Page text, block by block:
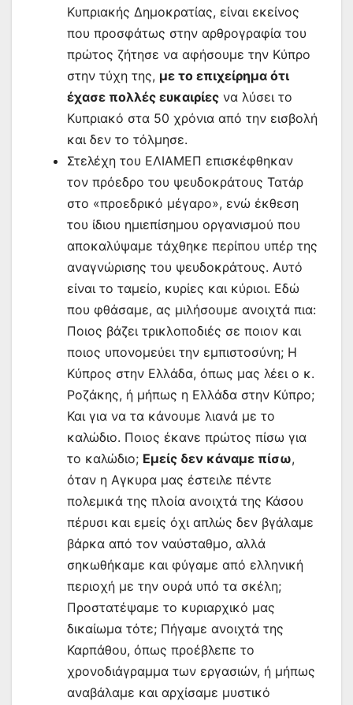
Κυπριακής Δημοκρατίας, είναι εκείνος
που προσφάτως στην αρθρογραφία του
πρώτος ζήτησε να αφήσουμε την Κύπρο
στην τύχη της, με το επιχείρημα ότι
έχασε πολλές ευκαιρίες να λύσει το
Κυπριακό στα 50 χρόνια από την εισβολή
και δεν το τόλμησε.
Στελέχη του ΕΛΙΑΜΕΠ επισκέφθηκαν
τον πρόεδρο του ψευδοκράτους Τατάρ
στο «προεδρικό μέγαρο», ενώ έκθεση
του ίδιου ημιεπίσημου οργανισμού που
αποκαλύψαμε τάχθηκε περίπου υπέρ της
αναγνώρισης του ψευδοκράτους. Αυτό
είναι το ταμείο, κυρίες και κύριοι. Εδώ
που φθάσαμε, ας μιλήσουμε ανοιχτά πια:
Ποιος βάζει τρικλοποδιές σε ποιον και
ποιος υπονομεύει την εμπιστοσύνη; Η
Κύπρος στην Ελλάδα, όπως μας λέει ο κ.
Ροζάκης, ή μήπως η Ελλάδα στην Κύπρο;
Και για να τα κάνουμε λιανά με το
καλώδιο. Ποιος έκανε πρώτος πίσω για
το καλώδιο; Εμείς δεν κάναμε πίσω,
όταν η Αγκυρα μας έστειλε πέντε
πολεμικά της πλοία ανοιχτά της Κάσου
πέρυσι και εμείς όχι απλώς δεν βγάλαμε
βάρκα από τον ναύσταθμο, αλλά
σηκωθήκαμε και φύγαμε από ελληνική
περιοχή με την ουρά υπό τα σκέλη;
Προστατέψαμε το κυριαρχικό μας
δικαίωμα τότε; Πήγαμε ανοιχτά της
Καρπάθου, όπως προέβλεπε το
χρονοδιάγραμμα των εργασιών, ή μήπως
αναβάλαμε και αρχίσαμε μυστικό